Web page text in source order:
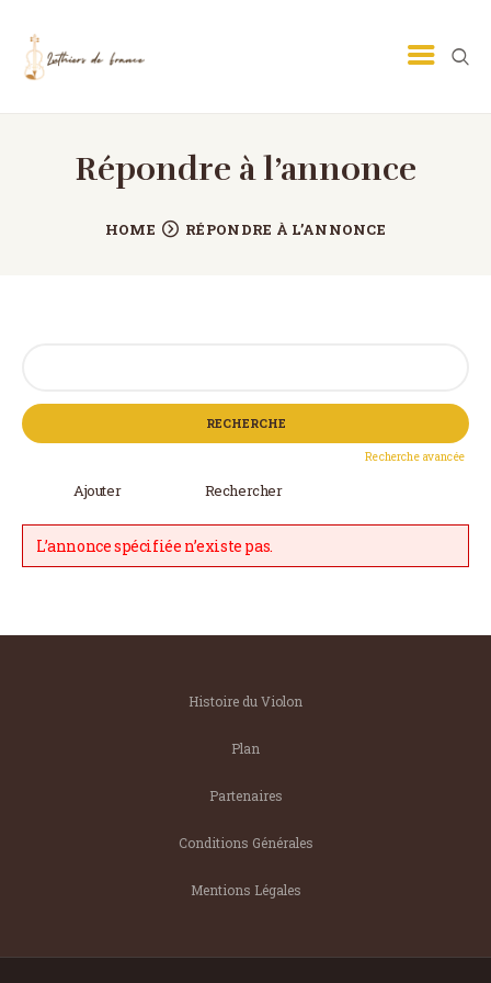
Répondre à l’annonce
HOME RÉPONDRE À L’ANNONCE
LUTHIER GUITARE
LUTHIER VIOLON
Recherche avancée
Ajouter Rechercher
L’annonce spécifiée n’existe pas.
Histoire du Violon
Plan
Partenaires
Conditions Générales
Mentions Légales